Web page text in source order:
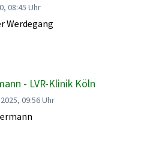
08:45 Uhr
Werdegang
- LVR-Klinik Köln
09:56 Uhr